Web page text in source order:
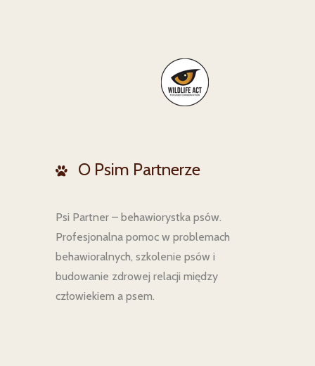
O Psim Partnerze
Psi Partner – behawiorystka psów.
Profesjonalna pomoc w problemach
behawioralnych, szkolenie psów i
budowanie zdrowej relacji między
człowiekiem a psem.